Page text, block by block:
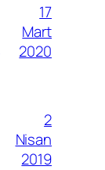
17
Mart
2020
2
Nisan
2019